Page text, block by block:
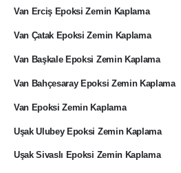
Van Erciş Epoksi Zemin Kaplama
Van Çatak Epoksi Zemin Kaplama
Van Başkale Epoksi Zemin Kaplama
Van Bahçesaray Epoksi Zemin Kaplama
Van Epoksi Zemin Kaplama
Uşak Ulubey Epoksi Zemin Kaplama
Uşak Sivaslı Epoksi Zemin Kaplama